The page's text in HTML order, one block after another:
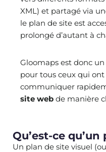
XML) et partagé via
le plan de site est
prolongé d’autant à
Gloomaps est donc
pour tous ceux qui
communiquer
site web de manière
Qu’est-ce
Un plan de site visuel